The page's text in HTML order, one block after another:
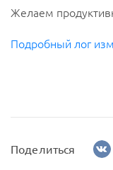
Желаем
Подробный лог
Поделиться